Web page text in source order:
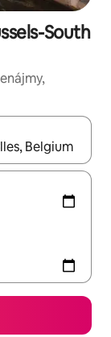
South
prechádzať